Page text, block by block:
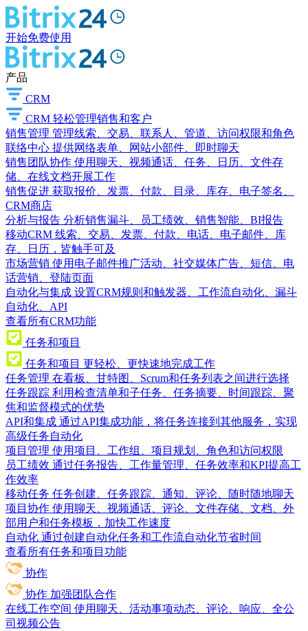
开始免费使用
产品
CRM
CRM 轻松管理销售和客户
销售管理 管理线索、交易、联系人、管道、访问权限和角色
联络中心 提供网络表单、网站小部件、即时聊天
销售团队协作 使用聊天、视频通话、任务、日历、文件存
储、在线文档开展工作
销售促进 获取报价、发票、付款、目录、库存、电子签名、
CRM商店
分析与报告 分析销售漏斗、员工绩效、销售智能、BI报告
移动CRM 线索、交易、发票、付款、电话、电子邮件、库
存、日历，皆触手可及
市场营销 使用电子邮件推广活动、社交媒体广告、短信、电
话营销、登陆页面
自动化与集成 设置CRM规则和触发器、工作流自动化、漏斗
自动化、API
查看所有CRM功能
任务和项目
任务和项目 更轻松、更快速地完成工作
任务管理 在看板、甘特图、Scrum和任务列表之间进行选择
任务跟踪 利用检查清单和子任务、任务摘要、时间跟踪、聚
焦和监督模式的优势
API和集成 通过API集成功能，将任务连接到其他服务，实现
高级任务自动化
项目管理 使用项目、工作组、项目规划、角色和访问权限
员工绩效 通过任务报告、工作量管理、任务效率和KPI提高工
作效率
移动任务 任务创建、任务跟踪、通知、评论、随时随地聊天
项目协作 使用聊天、视频通话、评论、文件存储、文档、外
部用户和任务模板，加快工作速度
自动化 通过创建自动化任务和工作流自动化节省时间
查看所有任务和项目功能
协作
协作 加强团队合作
在线工作空间 使用聊天、活动事项动态、评论、响应、全公
司视频公告